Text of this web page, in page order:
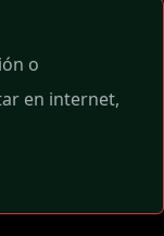
o
en internet,